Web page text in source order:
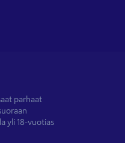
parhaat
yli 18-vuotias